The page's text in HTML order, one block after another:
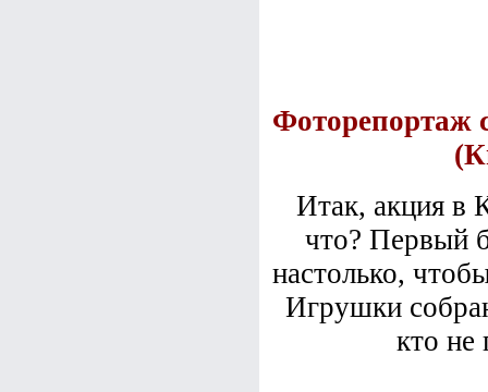
Фоторепортаж
Итак, акция в
что? Первый
настолько,
Игрушки
кто не